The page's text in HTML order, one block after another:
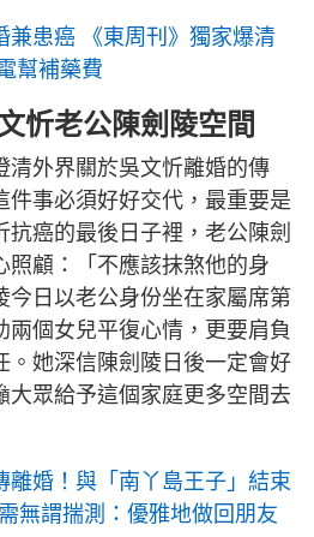
兼患癌 《東周刊》獨家爆清
幫補藥費
忻老公陳劍陵空間
清外界關於吳文忻離婚的傳
件事必須好好交代，最重要是
癌的最後日子裡，老公陳劍
照顧：「不應該抹煞他的身
今日以老公身份坐在家屬席第
兩個女兒平復心情，更要肩負
。她深信陳劍陵日後一定會好
大眾給予這個家庭更多空間去
離婚！與「南丫島王子」結束
無謂揣測：優雅地做回朋友